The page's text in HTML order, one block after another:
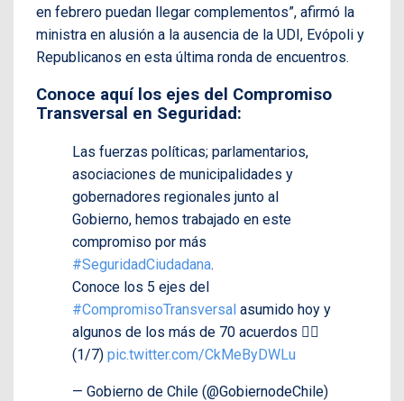
en febrero puedan llegar complementos”, afirmó la
ministra en alusión a la ausencia de la UDI, Evópoli y
Republicanos en esta última ronda de encuentros.
Conoce aquí los ejes del Compromiso
Transversal en Seguridad:
Las fuerzas políticas; parlamentarios,
asociaciones de municipalidades y
gobernadores regionales junto al
Gobierno, hemos trabajado en este
compromiso por más
#SeguridadCiudadana.
Conoce los 5 ejes del
#CompromisoTransversal asumido hoy y
algunos de los más de 70 acuerdos 👇🏼
(1/7) pic.twitter.com/CkMeByDWLu
— Gobierno de Chile (@GobiernodeChile)